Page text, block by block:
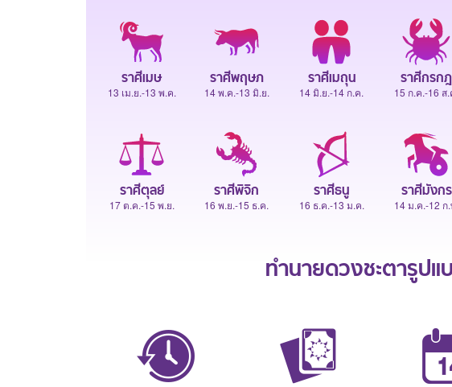
ราศีเมษ
13 เม.ย.-13 พ.ค.
ราศีพฤษภ
14 พ.ค.-13 มิ.ย.
ราศีเมถุน
14 มิ.ย.-14 ก.ค.
ราศีกรกฎ
15 ก.ค.-16 ส
ราศีตุลย์
17 ต.ค.-15 พ.ย.
ราศีพิจิก
16 พ.ย.-15 ธ.ค.
ราศีธนู
16 ธ.ค.-13 ม.ค.
ราศีมังกร
14 ม.ค.-12 ก
ทำนายดวงชะตารูปแ